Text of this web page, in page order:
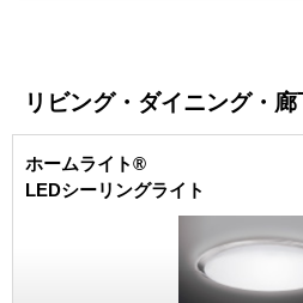
リビング・ダイニング・
ホームライト®
LEDシーリングライト